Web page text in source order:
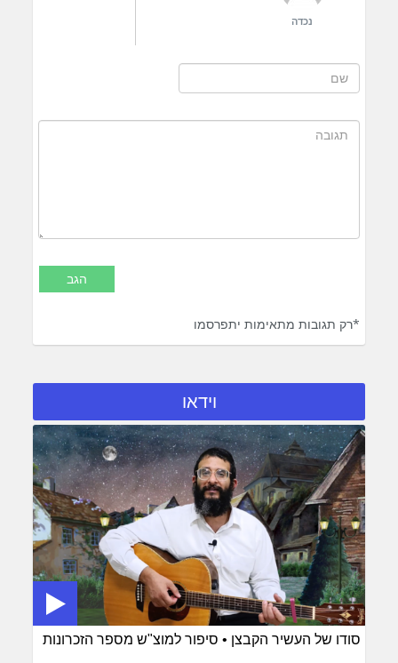
נכדה
*רק תגובות מתאימות יתפרסמו
וידאו
סודו של העשיר הקבצן • סיפור למוצ"ש מספר הזכרונות